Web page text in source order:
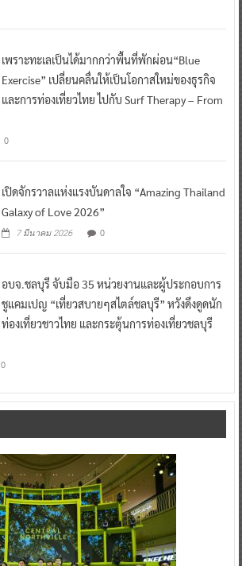
เพราะทะเลเป็นได้มากกว่าพื้นที่พักผ่อน“Blue
Exercise” เปลี่ยนคลื่นให้เป็นโอกาสใหม่ของธุรกิจ
และการท่องเที่ยวไทย ไปกับ Surf Therapy – From
0
เปิดจักรวาลแห่งแรงบันดาลใจ “Amazing Thailand
Galaxy of Love 2026”
7 มีนาคม 2026 0
อบจ.ชลบุรี จับมือ 35 หน่วยงานและผู้ประกอบการ
ชูแคมเปญ “เที่ยวสบายๆสไตล์ชลบุรี” หวังดึงดูดนัก
ท่องเที่ยวชาวไทย และกระตุ้นการท่องเที่ยวชลบุรี
0